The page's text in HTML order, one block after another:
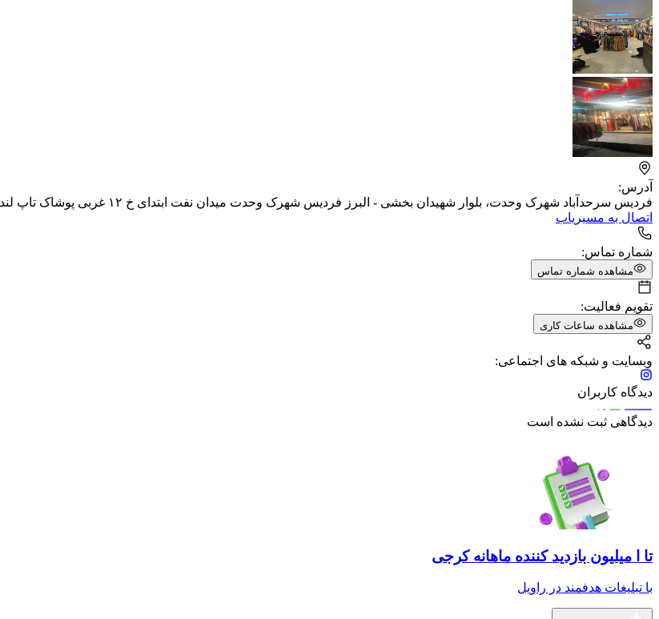
آدرس:
فردیس سرحدآباد شهرک وحدت، بلوار شهیدان بخشی - البرز فردیس شهرک وحدت میدان نفت ابتدای خ ۱۲ غربی پوشاک تاپ لند
اتصال به مسیریاب
شماره تماس:
مشاهده شماره تماس
تقویم فعالیت:
مشاهده ساعات کاری
وبسایت و شبکه های اجتماعی:
دیدگاه کاربران
دیدگاهی ثبت نشده است
تا ا میلیون بازدید کننده ماهانه کرجی
با تبلیغات هدفمند در راویل